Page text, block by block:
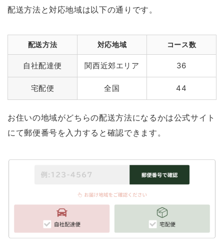
配送方法と対応地域は以下の通りです。
配送方法 対応地域 コース数
自社配達便 関西近郊エリア 36
宅配便 全国 44
お住いの地域がどちらの配送方法になるかは公式サイト
にて郵便番号を入力すると確認できます。